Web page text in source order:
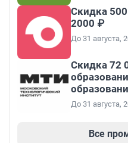
Скидка
2000 ₽
До 31 августа,
Скидка 72
До 31 августа,
Все